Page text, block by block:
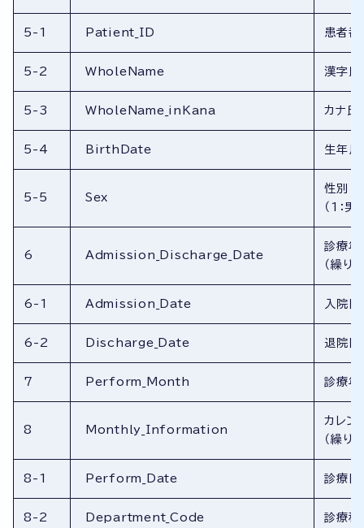
5-1 Patient_ID 患者番
5-2 WholeName 漢字氏
5-3 WholeName_inKana カナ氏
5-4 BirthDate 生年月
5-5 Sex
性別
（1：男
6 Admission_Discharge_Date
診療年
（繰り
6-1 Admission_Date 入院日
6-2 Discharge_Date 退院日
7 Perform_Month 診療年
8 Monthly_Information
カレン
（繰り
8-1 Perform_Date 診療日
8-2 Department_Code 診療科